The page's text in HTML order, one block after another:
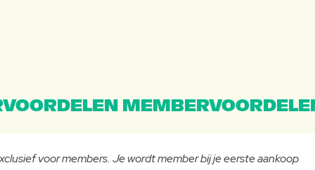
voor members. Je wordt member bij je eerste aankoop